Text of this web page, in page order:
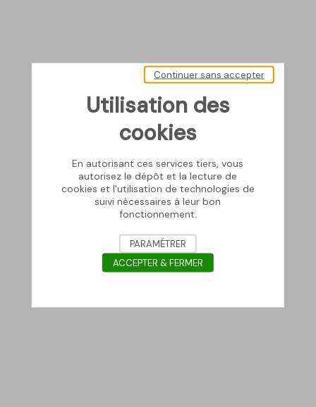
Utilisation des
cookies
En autorisant ces services tiers, vous
autorisez le dépôt et la lecture de
cookies et l'utilisation de technologies de
suivi nécessaires à leur bon
fonctionnement.
Continuer sans accepter
PARAMÉTRER
ACCEPTER & FERMER